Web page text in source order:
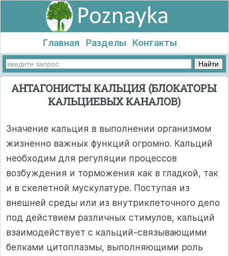
Главная Разделы Контакты
АНТАГОНИСТЫ КАЛЬЦИЯ (БЛОКАТОРЫ
КАЛЬЦИЕВЫХ КАНАЛОВ)
Значение кальция в выполнении организмом
жизненно важных функций огромно. Кальций
необходим для регуляции процессов
возбуждения и торможения как в гладкой, так
и в скелетной мускулатуре. Поступая из
внешней среды или из внутриклеточного депо
под действием различных стимулов, кальций
взаимодействует с кальций-связывающими
белками цитоплазмы, выполняющими роль